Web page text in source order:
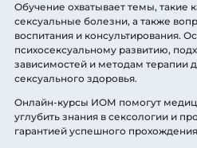
Обучение охватывает темы, такие
сексуальные болезни, а также
воспитания и консультирования.
психосексуальному развитию,
зависимостей и методам терапии
сексуального здоровья.
Онлайн-курсы ИОМ помогут
углубить знания в сексологии и
гарантией успешного